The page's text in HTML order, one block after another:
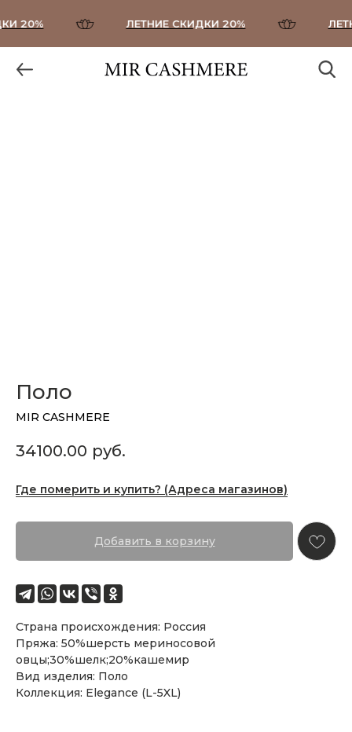
20% ЛЕТНИЕ СКИДКИ 20%
Поло
MIR CASHMERE
34100.00 руб.
Где померить и купить? (Адреса магазинов)
Добавить в корзину
Страна происхождения: Россия
Пряжа: 50%шерсть мериносовой
овцы;30%шелк;20%кашемир
Вид изделия: Поло
Коллекция: Elegance (L-5XL)